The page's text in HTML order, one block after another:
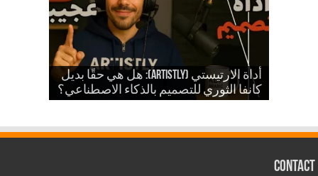
أداة الارتيستي (Artistly): هل هي حقًا بديل
كانفا الثوري للتصميم بالذكاء الاصطناعي؟
الذكاء الاصطناعي في الكي دي بي
شرح أداة ارتيستلي 4: دليلك الشامل
للذكاء الاصطناعي في تصميمات KDP
والمزيد
Contact